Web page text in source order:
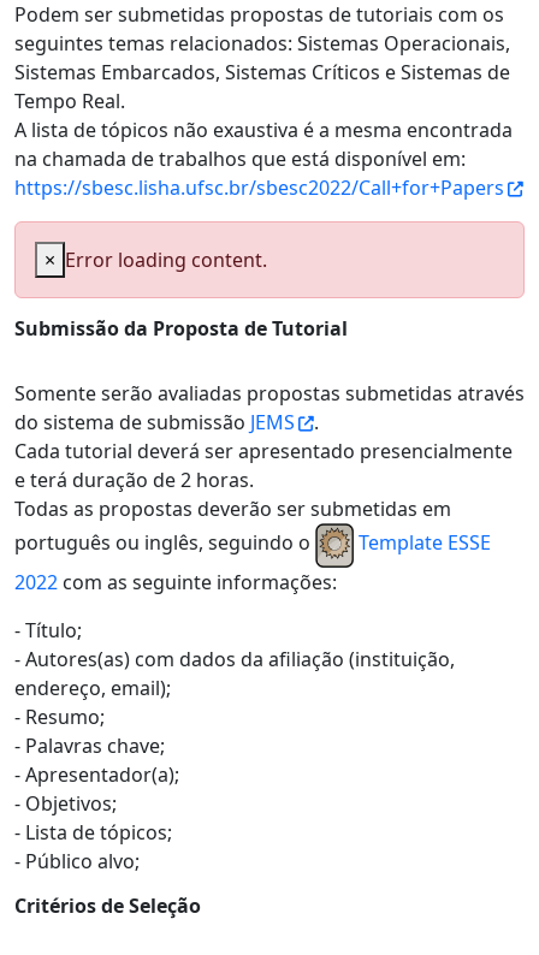
Podem ser submetidas propostas de tutoriais com os
seguintes temas relacionados: Sistemas Operacionais,
Sistemas Embarcados, Sistemas Críticos e Sistemas de
Tempo Real.
A lista de tópicos não exaustiva é a mesma encontrada
na chamada de trabalhos que está disponível em:
https://sbesc.lisha.ufsc.br/sbesc2022/Call+for+Papers
× Error loading content.
Submissão da Proposta de Tutorial
Somente serão avaliadas propostas submetidas através
do sistema de submissão JEMS
.
Cada tutorial deverá ser apresentado presencialmente
e terá duração de 2 horas.
Todas as propostas deverão ser submetidas em
português ou inglês, seguindo o
Template ESSE
2022 com as seguinte informações:
- Título;
- Autores(as) com dados da afiliação (instituição,
endereço, email);
- Resumo;
- Palavras chave;
- Apresentador(a);
- Objetivos;
- Lista de tópicos;
- Público alvo;
Critérios de Seleção